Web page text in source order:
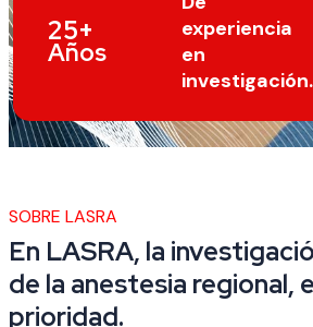
SOBRE LASRA
En LASRA, la
de la anestesia regional,
prioridad.
25+
Años
De
experiencia
en
investigación.